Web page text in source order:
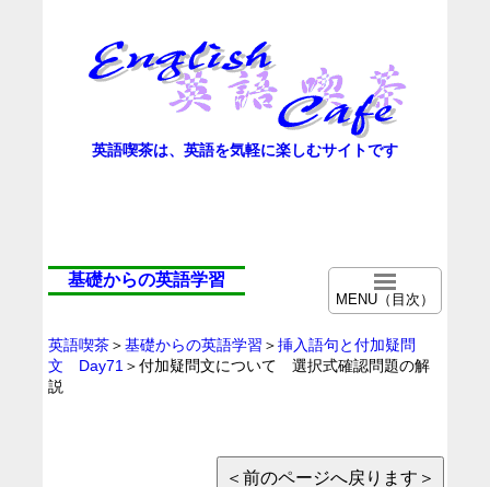
英語喫茶は、英語を気軽に楽しむサイトです
基礎からの英語学習
MENU（目次）
英語喫茶＞基礎からの英語学習 ＞挿入語句と付加疑問
文 Day71 ＞付加疑問文について 選択式確認問題の解
説